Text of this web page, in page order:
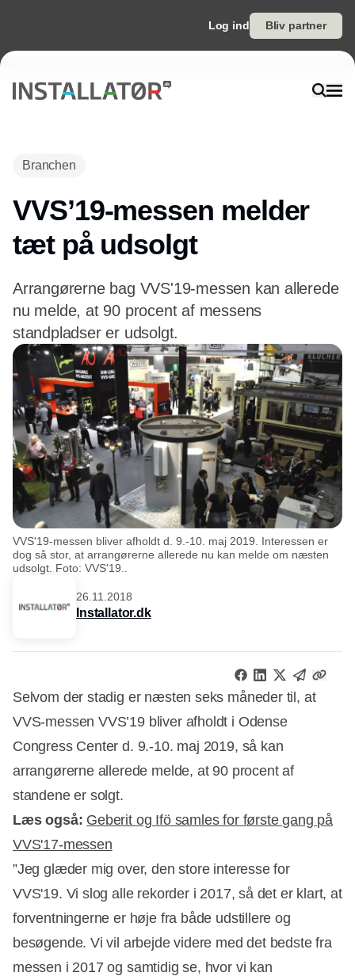
Log ind Bliv partner
Branchen
VVS’19-messen melder
tæt på udsolgt
Arrangørerne bag VVS'19-messen kan allerede
nu melde, at 90 procent af messens
standpladser er udsolgt.
VVS'19-messen bliver afholdt d. 9.-10. maj 2019. Interessen er
dog så stor, at arrangørerne allerede nu kan melde om næsten
udsolgt. Foto: VVS'19..
26.11.2018
Installator.dk
Selvom der stadig er næsten seks måneder til, at
VVS-messen VVS’19 bliver afholdt i Odense
Congress Center d. 9.-10. maj 2019, så kan
arrangørerne allerede melde, at 90 procent af
standene er solgt.
Læs også: Geberit og Ifö samles for første gang på
VVS'17-messen
”Jeg glæder mig over, den store interesse for
VVS'19. Vi slog alle rekorder i 2017, så det er klart, at
forventningerne er høje fra både udstillere og
besøgende. Vi vil arbejde videre med det bedste fra
messen i 2017 og samtidig se, hvor vi kan